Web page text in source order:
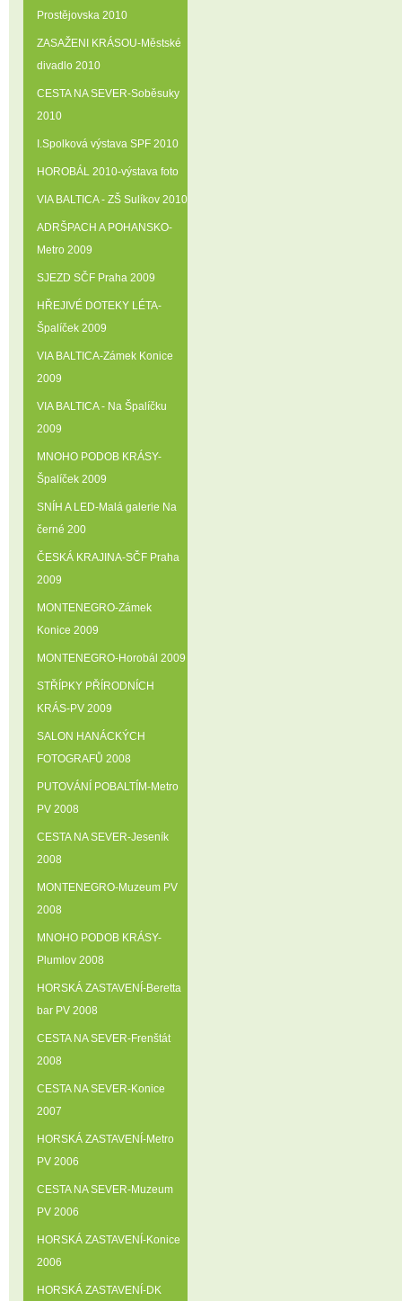
Prostějovska 2010
ZASAŽENI KRÁSOU-Městské
divadlo 2010
CESTA NA SEVER-Soběsuky
2010
I.Spolková výstava SPF 2010
HOROBÁL 2010-výstava foto
VIA BALTICA - ZŠ Sulíkov 2010
ADRŠPACH A POHANSKO-
Metro 2009
SJEZD SČF Praha 2009
HŘEJIVÉ DOTEKY LÉTA-
Špalíček 2009
VIA BALTICA-Zámek Konice
2009
VIA BALTICA - Na Špalíčku
2009
MNOHO PODOB KRÁSY-
Špalíček 2009
SNÍH A LED-Malá galerie Na
černé 200
ČESKÁ KRAJINA-SČF Praha
2009
MONTENEGRO-Zámek
Konice 2009
MONTENEGRO-Horobál 2009
STŘÍPKY PŘÍRODNÍCH
KRÁS-PV 2009
SALON HANÁCKÝCH
FOTOGRAFŮ 2008
PUTOVÁNÍ POBALTÍM-Metro
PV 2008
CESTA NA SEVER-Jeseník
2008
MONTENEGRO-Muzeum PV
2008
MNOHO PODOB KRÁSY-
Plumlov 2008
HORSKÁ ZASTAVENÍ-Beretta
bar PV 2008
CESTA NA SEVER-Frenštát
2008
CESTA NA SEVER-Konice
2007
HORSKÁ ZASTAVENÍ-Metro
PV 2006
CESTA NA SEVER-Muzeum
PV 2006
HORSKÁ ZASTAVENÍ-Konice
2006
HORSKÁ ZASTAVENÍ-DK